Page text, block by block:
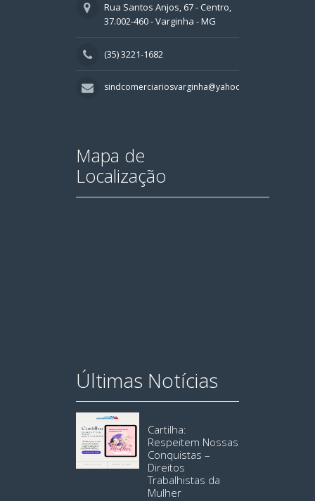
Rua Santos Anjos, 67 - Centro,
37.002-460 - Varginha - MG
(35) 3221-1682
sindcomerciariosvarginha@yahoo.com.br
Mapa de
Localização
Últimas Notícias
Cartilha:
Respeitem Nossas
Conquistas –
Direitos
Trabalhistas da
Mulher